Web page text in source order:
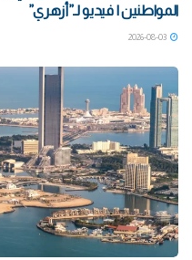
المواطنين | فيديو لـ”أزهري”
2026-08-03